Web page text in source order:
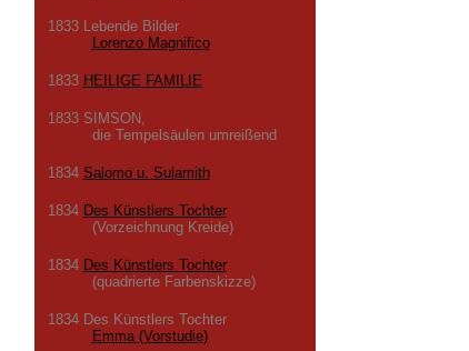
1833 Lebende Bilder
Lorenzo Magnifico
1833 HEILIGE FAMILIE
1833 SIMSON,
die Tempelsäulen umreißend
1834 Salomo u. Sulamith
1834 Des Künstlers Tochter
(Vorzeichnung Kreide)
1834 Des Künstlers Tochter
(quadrierte Farbenskizze)
1834 Des Künstlers Tochter
Emma (Vorstudie)